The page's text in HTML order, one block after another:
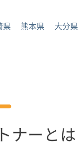
県 熊本県 大分県
ナーとは